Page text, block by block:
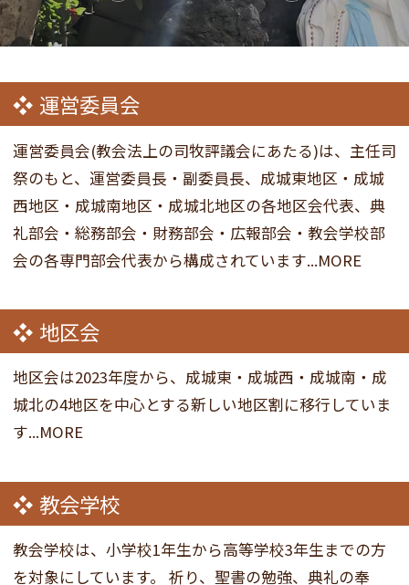
運営委員会
運営委員会(教会法上の司牧評議会にあたる)は、主任司
祭のもと、運営委員長・副委員長、成城東地区・成城
西地区・成城南地区・成城北地区の各地区会代表、典
礼部会・総務部会・財務部会・広報部会・教会学校部
会の各専門部会代表から構成されています...MORE
地区会
地区会は2023年度から、成城東・成城西・成城南・成
城北の4地区を中心とする新しい地区割に移行していま
す...MORE
教会学校
教会学校は、小学校1年生から高等学校3年生までの方
を対象にしています。 祈り、聖書の勉強、典礼の奉